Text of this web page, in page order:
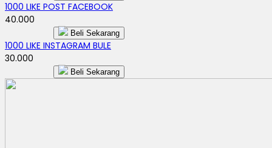
1000 LIKE POST FACEBOOK
40.000
Beli Sekarang
1000 LIKE INSTAGRAM BULE
30.000
Beli Sekarang